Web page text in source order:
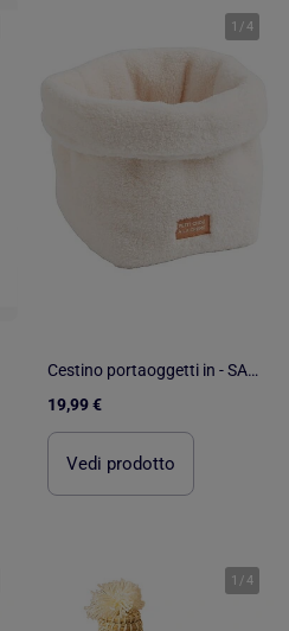
1 /4
Cestino portaoggetti in - SAUTHON
19,99 €
Vedi prodotto
1 /4